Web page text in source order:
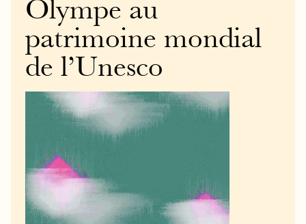
Olympe au
patrimoine mondial
de l’Unesco